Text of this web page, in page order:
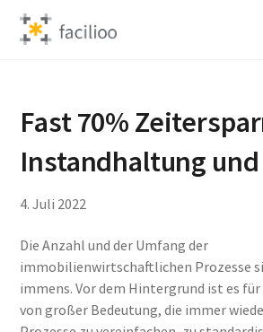
Skip
Fast 70%
Instandhaltung
4.Juli 2022
Die Anzahl und der Umfang der
immobilienwirtschaftlichen Prozesse
immens. Vor dem Hintergrund ist es
von großer Bedeutung, die immer